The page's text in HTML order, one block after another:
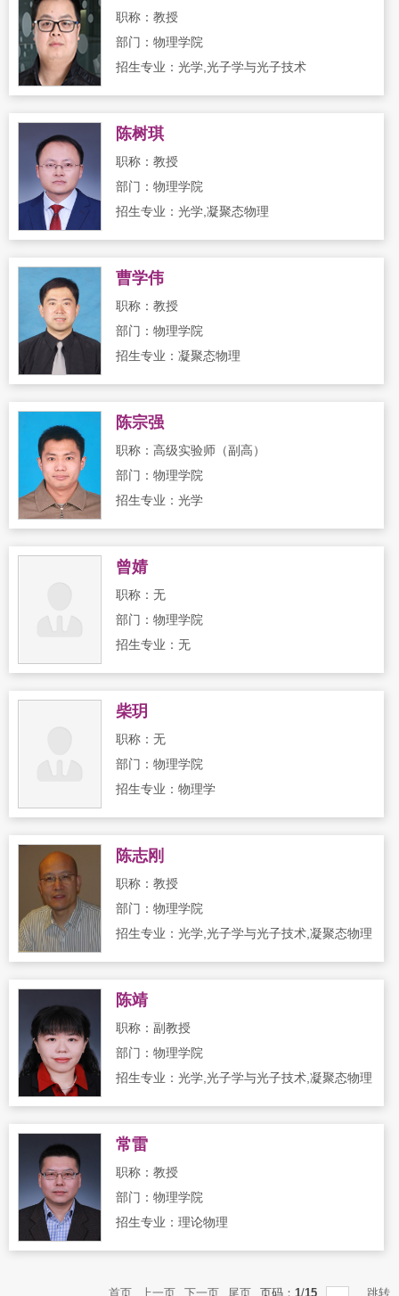
职称：教授
部门：物理学院
招生专业：光学,光子学与光子技术
陈树琪
职称：教授
部门：物理学院
招生专业：光学,凝聚态物理
曹学伟
职称：教授
部门：物理学院
招生专业：凝聚态物理
陈宗强
职称：高级实验师（副高）
部门：物理学院
招生专业：光学
曾婧
职称：无
部门：物理学院
招生专业：无
柴玥
职称：无
部门：物理学院
招生专业：物理学
陈志刚
职称：教授
部门：物理学院
招生专业：光学,光子学与光子技术,凝聚态物理
陈靖
职称：副教授
部门：物理学院
招生专业：光学,光子学与光子技术,凝聚态物理
常雷
职称：教授
部门：物理学院
招生专业：理论物理
首页 上一页 下一页 尾页 页码： 1/15 跳转